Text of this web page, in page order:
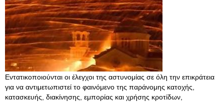
Εντατικοποιούνται οι έλεγχοι της αστυνομίας σε όλη την επικράτεια
για να αντιμετωπιστεί το φαινόμενο της παράνομης κατοχής,
κατασκευής, διακίνησης, εμπορίας και χρήσης κροτίδων,